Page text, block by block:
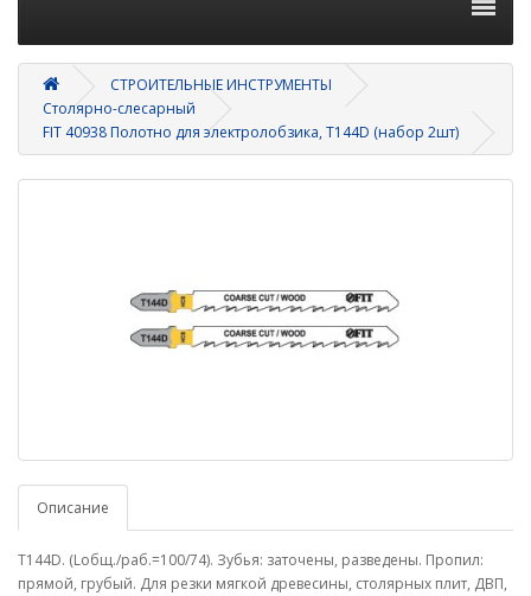
СТРОИТЕЛЬНЫЕ ИНСТРУМЕНТЫ
Столярно-слесарный
FIT 40938 Полотно для электролобзика, Т144D (набор 2шт)
Описание
T144D. (Lобщ./раб.=100/74). Зубья: заточены, разведены. Пропил:
прямой, грубый. Для резки мягкой древесины, столярных плит, ДВП,